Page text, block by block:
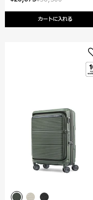
カートに入れる